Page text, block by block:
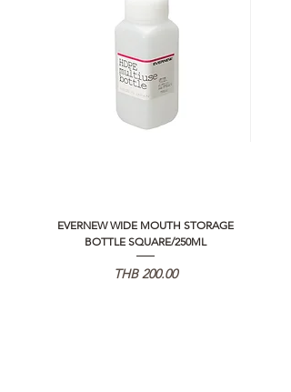
EVERNEW WIDE MOUTH STORAGE
BOTTLE SQUARE/250ML
Price
THB 200.00